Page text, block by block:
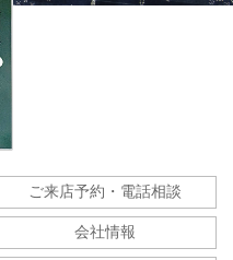
ご来店予約・電話相談
会社情報